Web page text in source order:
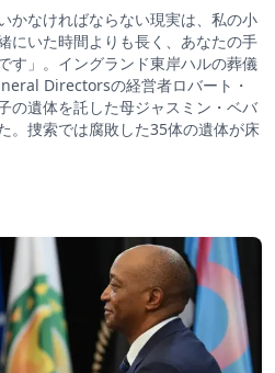
かなければならない現実は、私の小
にいた時間よりも長く、あなたの手
す」。イングランド東岸ハルの葬儀
Directorsの経営者ロバート・
の遺体を託した母ジャスミン・ベバ
。捜索では腐敗した35体の遺体が床